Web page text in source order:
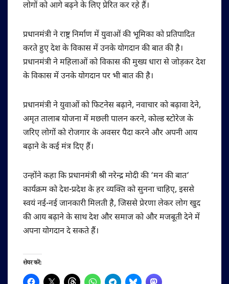
लोगों को आगे बढ़ने के लिए प्रेरित कर रहे हैं।
प्रधानमंत्री ने राष्ट्र निर्माण में युवाओं की भूमिका को प्रतिपादित
करते हुए देश के विकास में उनके योगदान की बात की है।
प्रधानमंत्री ने महिलाओं को विकास की मुख्य धारा से जोड़कर देश
के विकास में उनके योगदान पर भी बात की है।
प्रधानमंत्री ने युवाओं को फिटनेस बढ़ाने, नवाचार को बढ़ावा देने,
अमृत तालाब योजना में मछली पालन करने, कोल्ड स्टोरेज के
जरिए लोगों को रोजगार के अवसर पैदा करने और अपनी आय
बढ़ाने के कई मंत्र दिए हैं।
उन्होंने कहा कि प्रधानमंत्री श्री नरेन्द्र मोदी की ‘मन की बात‘
कार्यक्रम को देश-प्रदेश के हर व्यक्ति को सुनना चाहिए, इससे
स्वयं नई-नई जानकारी मिलती है, जिससे प्रेरणा लेकर लोग खुद
की आय बढ़ाने के साथ देश और समाज को और मजबूती देने में
अपना योगदान दे सकते हैं।
शेयर करें: